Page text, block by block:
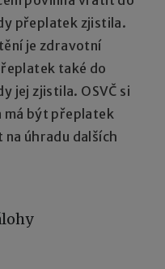
přeplatek zjistila.
je zdravotní
také do
jej zjistila. OSVČ si
má být přeplatek
na úhradu dalších